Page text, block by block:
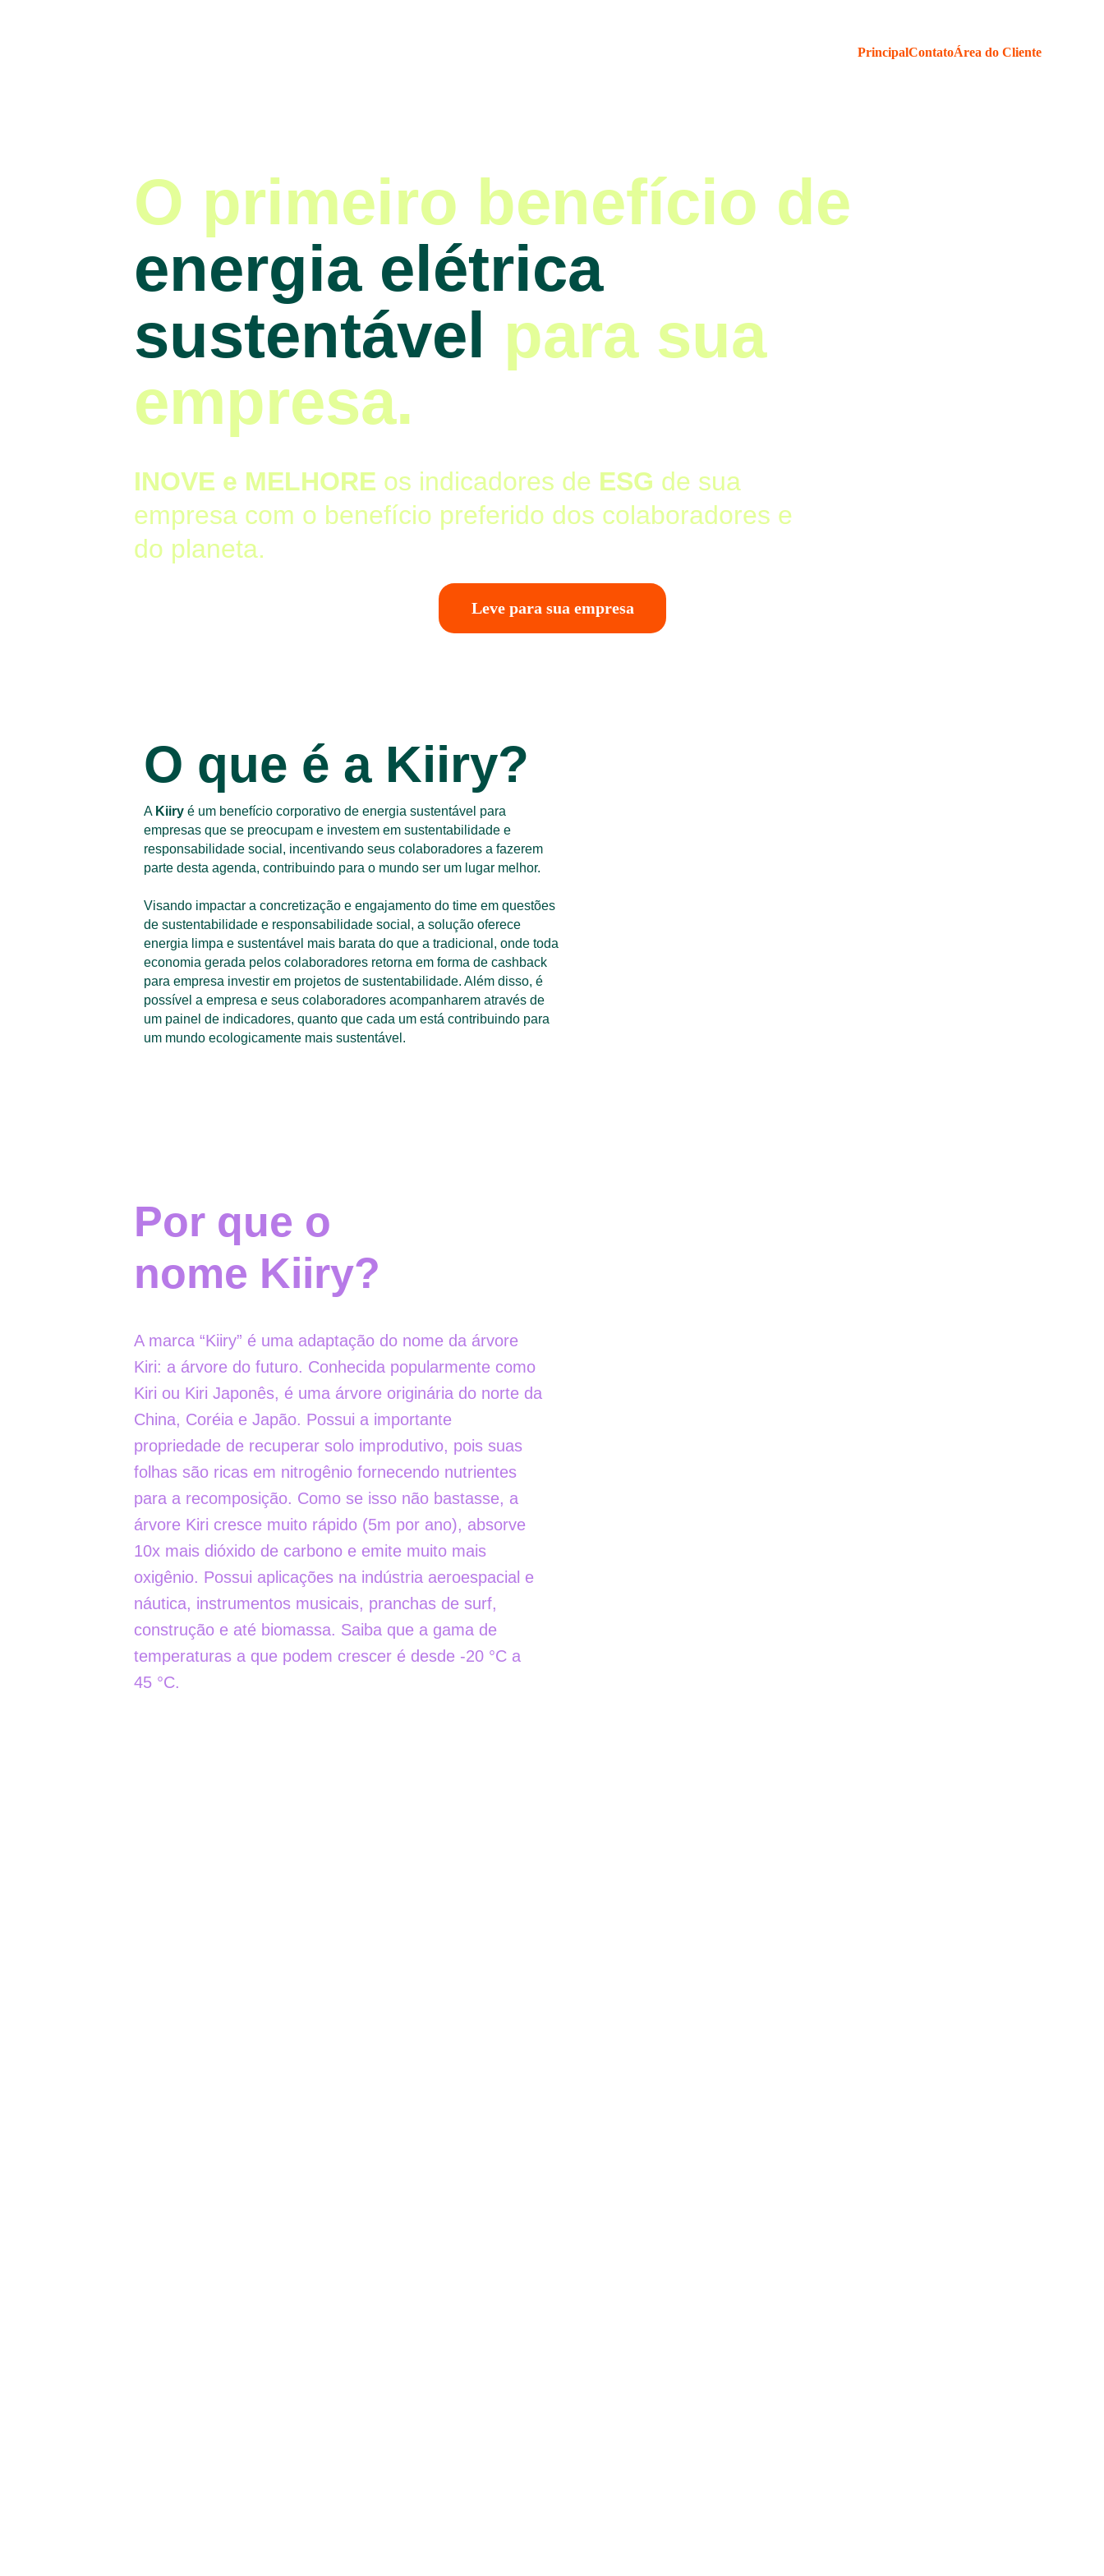
PrincipalContatoÁrea do Cliente
INOVE e MELHORE os indicadores de ESG de sua
empresa com o benefício preferido dos colaboradores e
do planeta.
O primeiro benefício de
energia elétrica
sustentável para sua
empresa.
Leve para sua empresa
O que é a Kiiry?
A Kiiry é um benefício corporativo de energia sustentável para
empresas que se preocupam e investem em sustentabilidade e
responsabilidade social, incentivando seus colaboradores a fazerem
parte desta agenda, contribuindo para o mundo ser um lugar melhor.
Visando impactar a concretização e engajamento do time em questões
de sustentabilidade e responsabilidade social, a solução oferece
energia limpa e sustentável mais barata do que a tradicional, onde toda
economia gerada pelos colaboradores retorna em forma de cashback
para empresa investir em projetos de sustentabilidade. Além disso, é
possível a empresa e seus colaboradores acompanharem através de
um painel de indicadores, quanto que cada um está contribuindo para
um mundo ecologicamente mais sustentável.
Por que o
nome Kiiry?
A marca “Kiiry” é uma adaptação do nome da árvore
Kiri: a árvore do futuro. Conhecida popularmente como
Kiri ou Kiri Japonês, é uma árvore originária do norte da
China, Coréia e Japão. Possui a importante
propriedade de recuperar solo improdutivo, pois suas
folhas são ricas em nitrogênio fornecendo nutrientes
para a recomposição. Como se isso não bastasse, a
árvore Kiri cresce muito rápido (5m por ano), absorve
10x mais dióxido de carbono e emite muito mais
oxigênio. Possui aplicações na indústria aeroespacial e
náutica, instrumentos musicais, pranchas de surf,
construção e até biomassa. Saiba que a gama de
temperaturas a que podem crescer é desde -20 °C a
45 °C.